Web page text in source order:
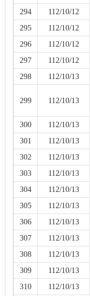
294 112/10/12
295
112/10/12
296
112/10/12
297
112/10/12
298
112/10/13
299 112/10/13
300 112/10/13
301
112/10/13
302
112/10/13
303
112/10/13
304
112/10/13
305
112/10/13
306
112/10/13
307
112/10/13
308
112/10/13
309
112/10/13
310
112/10/13